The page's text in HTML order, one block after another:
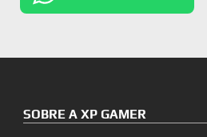
SOBRE A XP GAMER